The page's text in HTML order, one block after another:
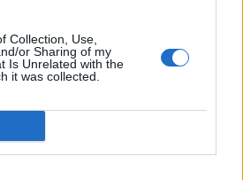
Collection, Use,
or Sharing of my
Is Unrelated with the
it was collected.